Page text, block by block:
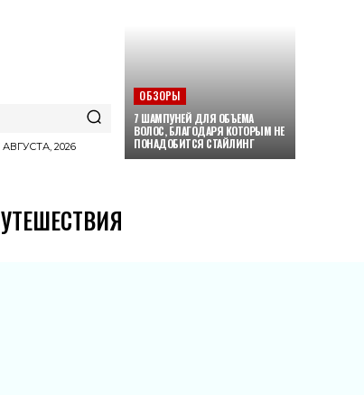
2026
ОБЗОРЫ
7 ШАМПУНЕЙ ДЛЯ ОБЪЕМА
ВОЛОС, БЛАГОДАРЯ КОТОРЫМ НЕ
ПОНАДОБИТСЯ СТАЙЛИНГ